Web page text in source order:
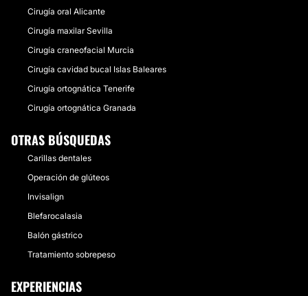
Cirugía oral Alicante
Cirugía maxilar Sevilla
Cirugía craneofacial Murcia
Cirugía cavidad bucal Islas Baleares
Cirugía ortognática Tenerife
Cirugía ortognática Granada
OTRAS BÚSQUEDAS
Carillas dentales
Operación de glúteos
Invisalign
Blefarocalasia
Balón gástrico
Tratamiento sobrepeso
EXPERIENCIAS